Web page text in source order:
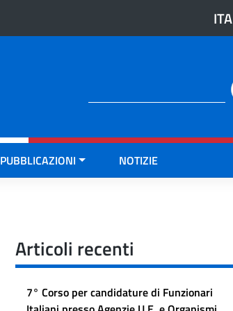
ITA
PUBBLICAZIONI NOTIZIE
Articoli recenti
7° Corso per candidature di Funzionari